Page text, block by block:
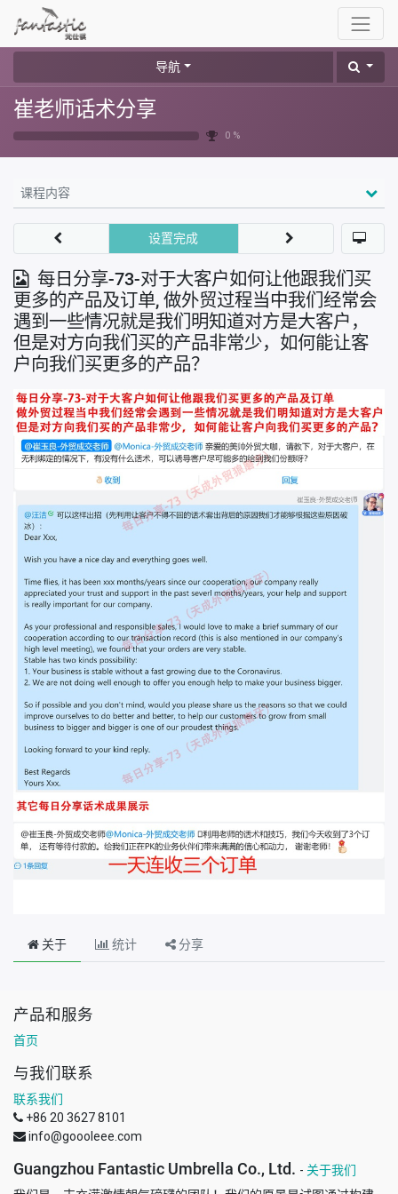
导航
崔老师话术分享
0 %
课程内容
每日分享-73-对于大客户如何让他跟我们买
更多的产品及订单, 做外贸过程当中我们经常会
遇到一些情况就是我们明知道对方是大客户，
但是对方向我们买的产品非常少，如何能让客
户向我们买更多的产品？
设置完成
关于 统计 分享
产品和服务
首页
与我们联系
联系我们
+86 20 3627 8101
info@goooleee.com
Guangzhou Fantastic Umbrella Co., Ltd. - 关于我们